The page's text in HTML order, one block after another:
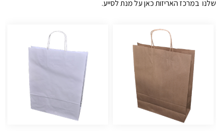
שלנו במרכז האריזות כאן על מנת לסייע.